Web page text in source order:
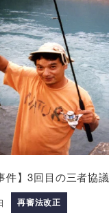
件】3回目の三者協議
再審法改正